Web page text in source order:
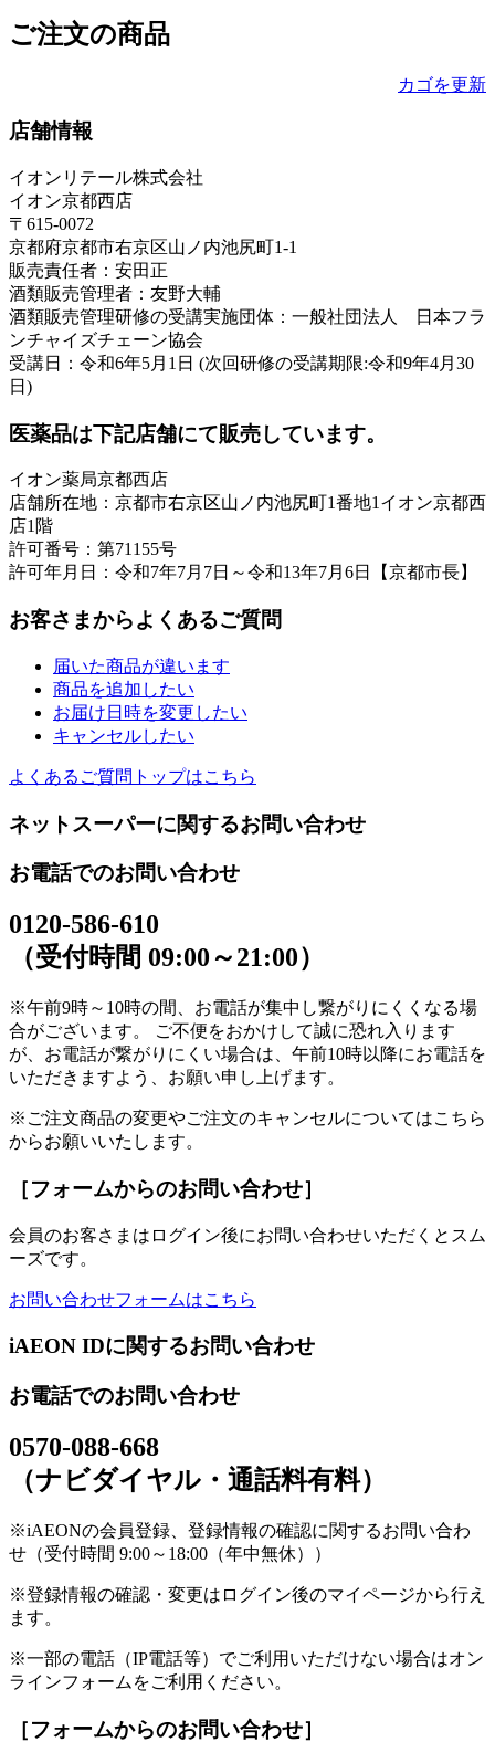
ご注文の商品
カゴを更新
店舗情報
イオンリテール株式会社
イオン京都西店
〒615-0072
京都府京都市右京区山ノ内池尻町1-1
販売責任者：安田正
酒類販売管理者：友野大輔
酒類販売管理研修の受講実施団体：一般社団法人 日本フラ
ンチャイズチェーン協会
受講日：令和6年5月1日 (次回研修の受講期限:令和9年4月30
日)
医薬品は下記店舗にて販売しています。
イオン薬局京都西店
店舗所在地：京都市右京区山ノ内池尻町1番地1イオン京都西
店1階
許可番号：第71155号
許可年月日：令和7年7月7日～令和13年7月6日【京都市長】
お客さまからよくあるご質問
届いた商品が違います
商品を追加したい
お届け日時を変更したい
キャンセルしたい
よくあるご質問トップはこちら
ネットスーパーに関するお問い合わせ
お電話でのお問い合わせ
0120-586-610
（受付時間 09:00～21:00）
※午前9時～10時の間、お電話が集中し繋がりにくくなる場
合がございます。 ご不便をおかけして誠に恐れ入ります
が、お電話が繋がりにくい場合は、午前10時以降にお電話を
いただきますよう、お願い申し上げます。
※ご注文商品の変更やご注文のキャンセルについてはこちら
からお願いいたします。
［フォームからのお問い合わせ］
会員のお客さまはログイン後にお問い合わせいただくとスム
ーズです。
お問い合わせフォームはこちら
iAEON IDに関するお問い合わせ
お電話でのお問い合わせ
0570-088-668
（ナビダイヤル・通話料有料）
※iAEONの会員登録、登録情報の確認に関するお問い合わ
せ（受付時間 9:00～18:00（年中無休））
※登録情報の確認・変更はログイン後のマイページから行え
ます。
※一部の電話（IP電話等）でご利用いただけない場合はオン
ラインフォームをご利用ください。
［フォームからのお問い合わせ］